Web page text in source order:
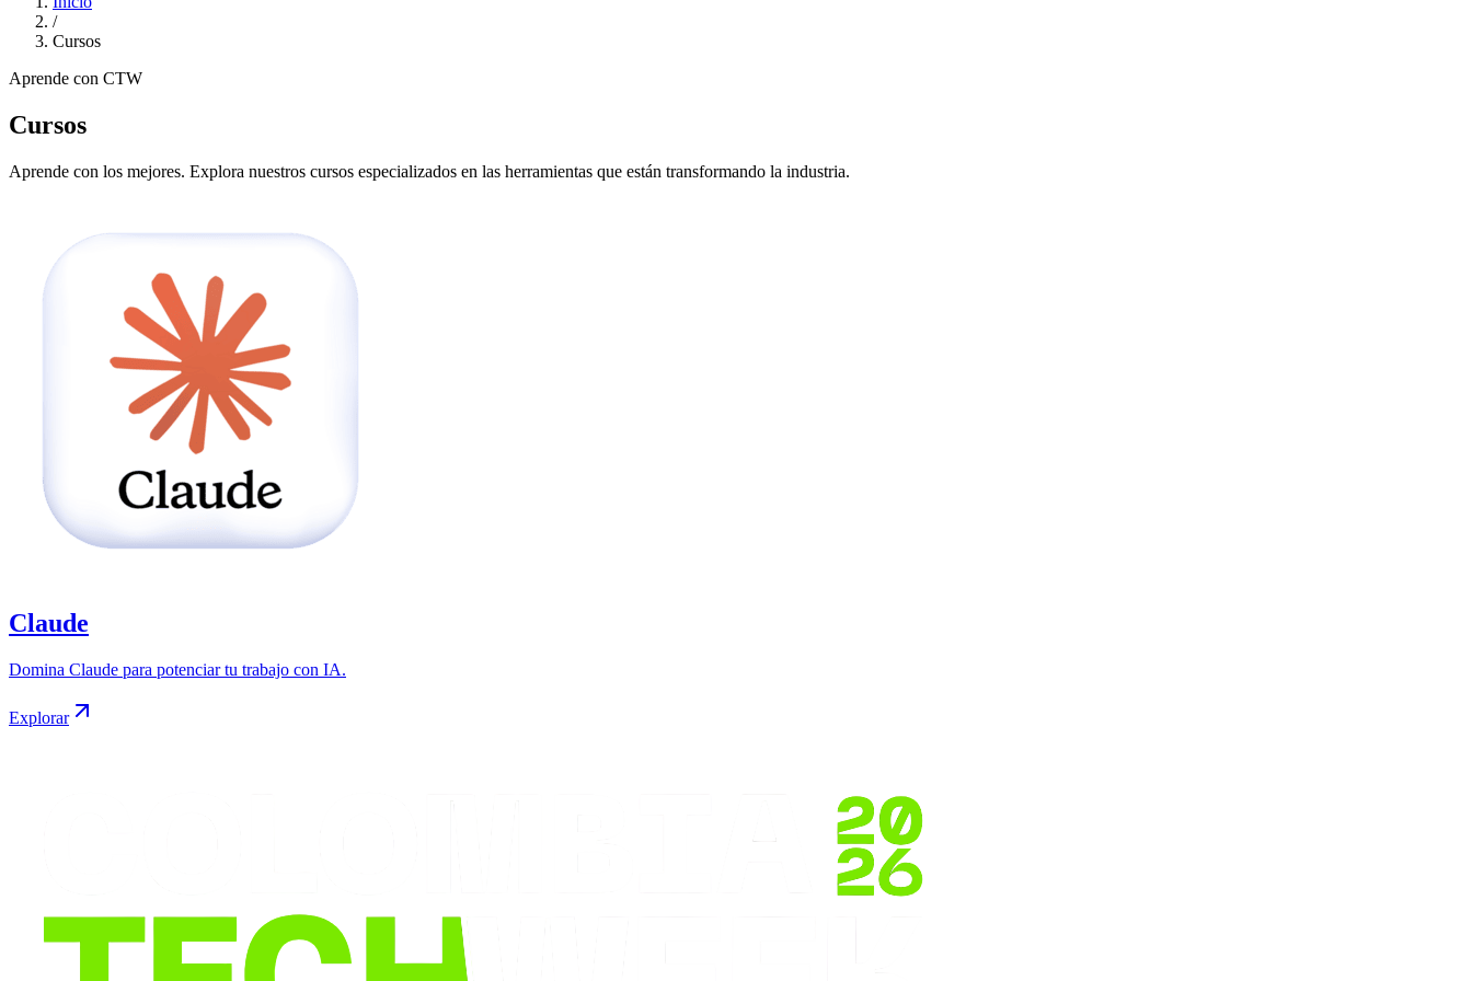
/
Cursos
Aprende con CTW
Cursos
Aprende con los mejores. Explora nuestros cursos especializados en las herramientas que están transformando la industria.
Claude
Domina Claude para potenciar tu trabajo con IA.
Explorar